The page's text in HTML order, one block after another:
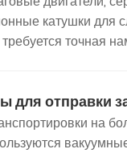
катушки для
точная
отправки
на